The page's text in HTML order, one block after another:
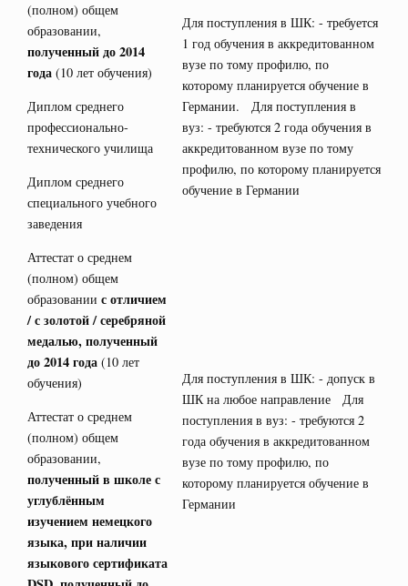
(полном) общем
образовании,
полученный до 2014
года (10 лет обучения)
Для поступления в ШК: - требуется
1 год обучения в аккредитованном
вузе по тому профилю, по
которому планируется обучение в
Германии. Для поступления в
вуз: - требуются 2 года обучения в
аккредитованном вузе по тому
профилю, по которому планируется
обучение в Германии
Диплом среднего
профессионально-
технического училища
Диплом среднего
специального учебного
заведения
Аттестат о среднем
(полном) общем
образовании с отличием
/ с золотой / серебряной
медалью, полученный
до 2014 года(10 лет
обучения)
Для поступления в ШК: - допуск в
ШК на любое направление Для
поступления в вуз: - требуются 2
года обучения в аккредитованном
вузе по тому профилю, по
которому планируется обучение в
Германии
Аттестат о среднем
(полном) общем
образовании,
полученный в школе с
углублённым
изучением немецкого
языка, при наличии
языкового сертификата